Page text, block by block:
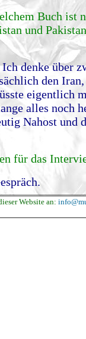
Buch ist
und
denke über
den
eigentlich
alles noch
Nahost und
für das
Website an: